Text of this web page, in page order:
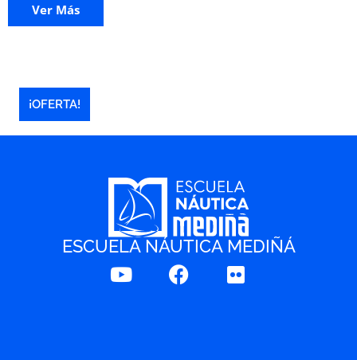
Ver Más
¡OFERTA!
ESCUELA NÁUTICA MEDIÑÁ